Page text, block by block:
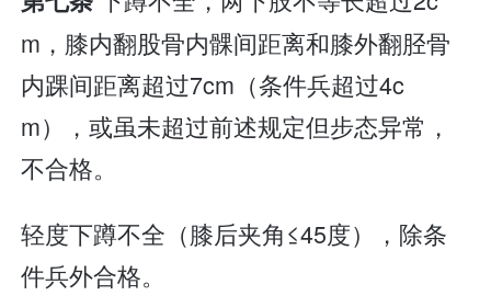
m，膝内翻股骨内髁间距离和膝外翻胫骨
内踝间距离超过7cm（条件兵超过4c
m），或虽未超过前述规定但步态异常，
不合格。
轻度下蹲不全（膝后夹角≤45度），除条
件兵外合格。